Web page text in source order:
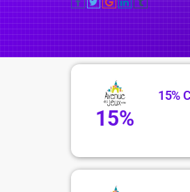
15%
15%